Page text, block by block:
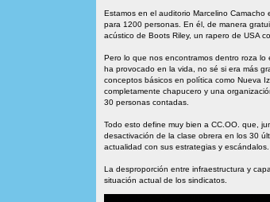
Estamos en el auditorio Marcelino
para 1200 personas. En él, de manera
acústico de Boots Riley, un rapero de USA
Pero lo que nos encontramos dentro roza
ha provocado en la vida, no sé si era más
conceptos básicos en política como Nueva
completamente chapucero y una
30 personas contadas.
Todo esto define muy bien a CC.OO. que,
desactivación de la clase obrera en los 30
actualidad con sus estrategias y escándalos.
La desproporción entre infraestructura y
situación actual de los sindicatos.